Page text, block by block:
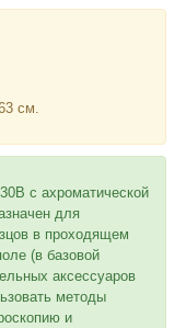
см.
с ахроматической
для
в проходящем
(в базовой
аксессуаров
методы
и